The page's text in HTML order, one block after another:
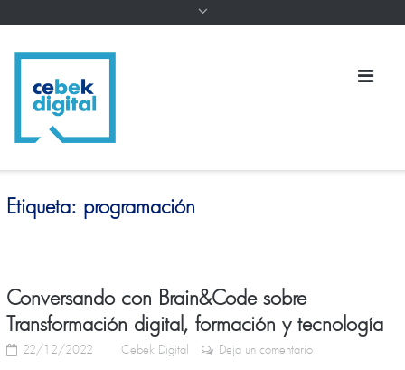
Etiqueta: programación
Conversando con Brain&Code sobre
Transformación digital, formación y tecnología
22/12/2022 Cebek Digital Deja un comentario